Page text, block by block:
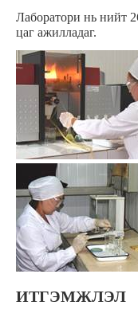
Лаборатори нь нийт
цаг ажилладаг.
ИТГЭМЖЛЭЛ